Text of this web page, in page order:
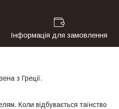
Інформація для замовлення
з Греції.
Коли відбувається таїнство